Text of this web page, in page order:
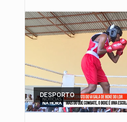
DESPORTO